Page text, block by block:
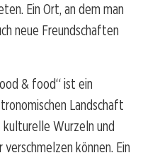
Ein Ort, an dem man
neue Freundschaften
& food“ ist ein
Landschaft
kulturelle Wurzeln und
können. Ein